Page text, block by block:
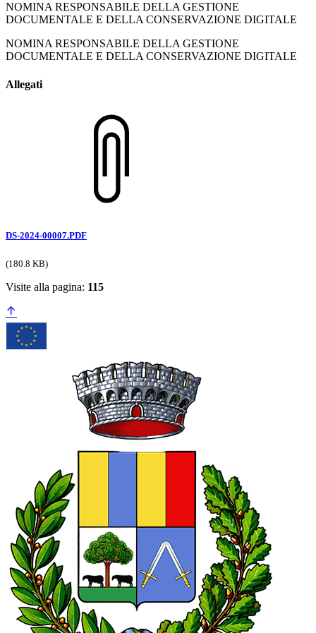
NOMINA RESPONSABILE DELLA GESTIONE
DOCUMENTALE E DELLA CONSERVAZIONE DIGITALE
NOMINA RESPONSABILE DELLA GESTIONE
DOCUMENTALE E DELLA CONSERVAZIONE DIGITALE
Allegati
DS-2024-00007.PDF
(180.8 KB)
Visite alla pagina: 115